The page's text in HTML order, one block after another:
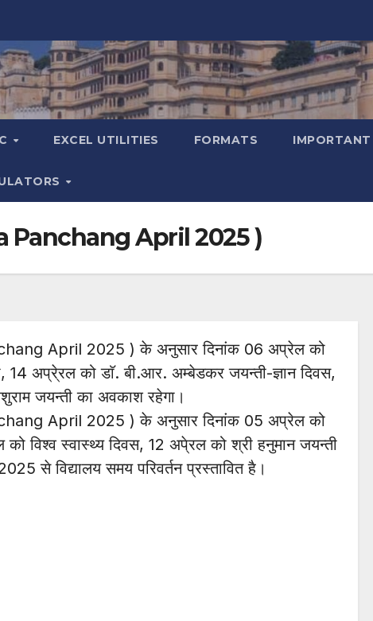
EXCEL UTILITIES FORMATS IMPORTANT
Panchang April 2025 )
April 2025 ) के अनुसार दिनांक 06 अप्रेल को
14 अप्रे्रल को डाॅ. बी.आर. अम्बेडकर जयन्ती-ज्ञान दिवस,
जयन्ती का अवकाश रहेगा।
April 2025 ) के अनुसार दिनांक 05 अप्रेल को
विश्व स्वास्थ्य दिवस, 12 अपे्रल को श्री हनुमान जयन्ती
से विद्यालय समय परिवर्तन प्रस्तावित है।